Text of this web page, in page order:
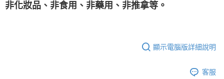
非化妝品、非食用、非藥用、非推拿等。
顯示電腦版詳細說明
客服